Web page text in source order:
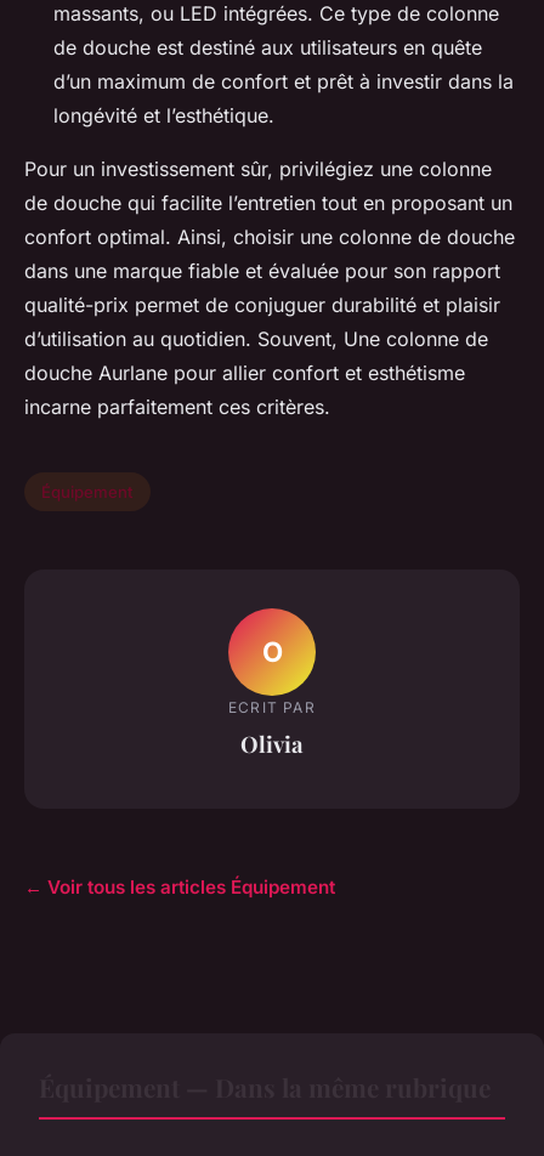
massants, ou LED intégrées. Ce type de colonne
de douche est destiné aux utilisateurs en quête
d’un maximum de confort et prêt à investir dans la
longévité et l’esthétique.
Pour un investissement sûr, privilégiez une colonne
de douche qui facilite l’entretien tout en proposant un
confort optimal. Ainsi, choisir une colonne de douche
dans une marque fiable et évaluée pour son rapport
qualité-prix permet de conjuguer durabilité et plaisir
d’utilisation au quotidien. Souvent, Une colonne de
douche Aurlane pour allier confort et esthétisme
incarne parfaitement ces critères.
Équipement
O
ECRIT PAR
Olivia
← Voir tous les articles Équipement